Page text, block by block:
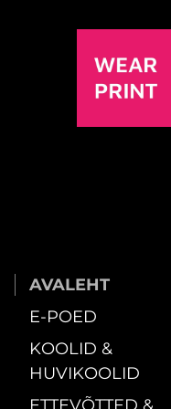
AVALEHT
E-POED
KOOLID &
HUVIKOOLID